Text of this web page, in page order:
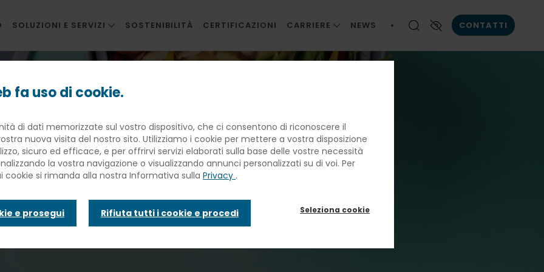
SOLUZIONI E SERVIZI
RISTORAZIONE AZIENDALE
RISTORAZIONE INNOVATIVA
SANITÀ
BANQUETING
TRAVEL CATERING
INFANZIA E WELFARE
SOSTENIBILITÀ CERTIFICAZIONI CARRIERE
LE NOSTRE PERSONE
NEWS CONTATTI
agli Usa: i nostri
lo spreco
fa uso di cookie.
di dati memorizzate sul vostro dispositivo, che ci consentono di riconoscere il
nuova visita del nostro sito. Utilizziamo i cookie per mettere a vostra disposizione
sicuro ed efficace, e per offrirvi servizi elaborati sulla base delle vostre necessità
la vostra navigazione o visualizzando annunci personalizzati su di voi. Per
cookie si rimanda alla nostra Informativa sulla Privacy .
e prosegui Rifiuta tutti i cookie e procedi Seleziona cookie